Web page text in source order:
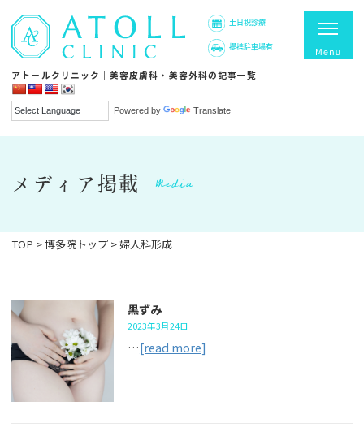
アトールクリニック｜美容皮膚科・美容外科の記事一覧
Powered by Translate
土日祝診療
提携駐車場有
メディア掲載 Media
TOP >博多院トップ >婦人科形成
黒ずみ
2023年3月24日
…[read more]